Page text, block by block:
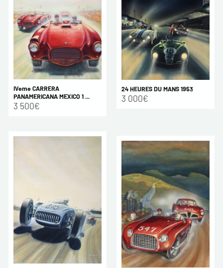
IVeme CARRERA
PANAMERICANA MEXICO 1 ...
3 500€
24 HEURES DU MANS 1953
3 000€